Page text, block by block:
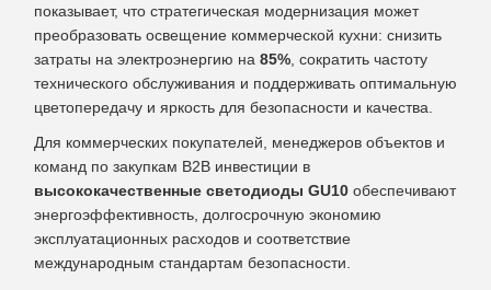
показывает, что стратегическая модернизация может
преобразовать освещение коммерческой кухни: снизить
затраты на электроэнергию на 85% , сократить частоту
технического обслуживания и поддерживать оптимальную
цветопередачу и яркость для безопасности и качества.
Для коммерческих покупателей, менеджеров объектов и
команд по закупкам B2B инвестиции в
высококачественные светодиоды GU10 обеспечивают
энергоэффективность, долгосрочную экономию
эксплуатационных расходов и соответствие
международным стандартам безопасности.